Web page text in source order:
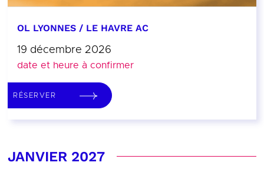
OL LYONNES / LE HAVRE AC
19 décembre 2026
date et heure à confirmer
RÉSERVER
JANVIER 2027